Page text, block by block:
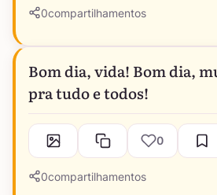
0compartilhamentos
Bom dia, vida! Bom dia,
pra tudo e todos!
0
0compartilhamentos